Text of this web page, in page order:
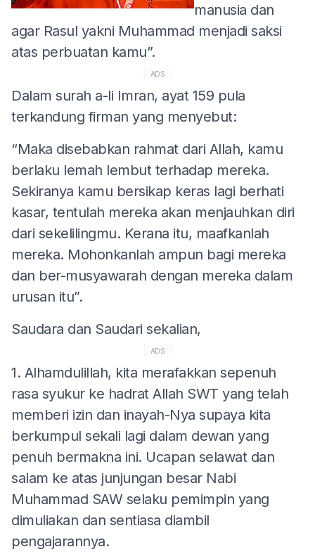
manusia dan
agar Rasul yakni Muhammad menjadi saksi
atas perbuatan kamu”.
ADS
Dalam surah a-li Imran, ayat 159 pula
terkandung firman yang menyebut:
“Maka disebabkan rahmat dari Allah, kamu
berlaku lemah lembut terhadap mereka.
Sekiranya kamu bersikap keras lagi berhati
kasar, tentulah mereka akan menjauhkan diri
dari sekelilingmu. Kerana itu, maafkanlah
mereka. Mohonkanlah ampun bagi mereka
dan ber-musyawarah dengan mereka dalam
urusan itu”.
Saudara dan Saudari sekalian,
ADS
1. Alhamdulillah, kita merafakkan sepenuh
rasa syukur ke hadrat Allah SWT yang telah
memberi izin dan inayah-Nya supaya kita
berkumpul sekali lagi dalam dewan yang
penuh bermakna ini. Ucapan selawat dan
salam ke atas junjungan besar Nabi
Muhammad SAW selaku pemimpin yang
dimuliakan dan sentiasa diambil
pengajarannya.